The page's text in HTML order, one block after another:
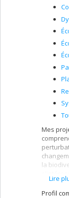
Mes
la
Lire
Profil